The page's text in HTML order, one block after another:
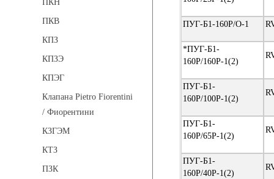
ПКН
ПКВ
КПЗ
КПЗЭ
КПЭГ
Клапана Pietro Fiorentini
/ Фиорентини
КЗГЭМ
КТЗ
ПЗК
ПУГ-Б1-160Р/О-1
*ПУГ-Б1-
160Р/160Р-1(2)
ПУГ-Б1-
160Р/100Р-1(2)
ПУГ-Б1-
160Р/65Р-1(2)
ПУГ-Б1-
160Р/40Р-1(2)